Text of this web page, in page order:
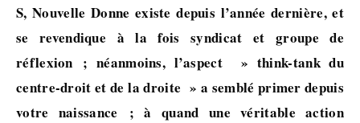
S, Nouvelle Donne existe depuis l’année dernière, et
se revendique à la fois syndicat et groupe de
réflexion ; néanmoins, l’aspect » think-tank du
centre-droit et de la droite » a semblé primer depuis
votre naissance ; à quand une véritable action